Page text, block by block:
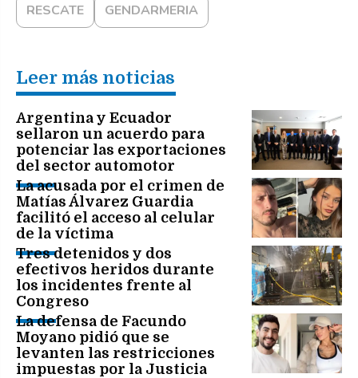
RESCATE
GENDARMERIA
Leer más noticias
Argentina y Ecuador
sellaron un acuerdo para
potenciar las exportaciones
del sector automotor
La acusada por el crimen de
Matías Álvarez Guardia
facilitó el acceso al celular
de la víctima
Tres detenidos y dos
efectivos heridos durante
los incidentes frente al
Congreso
La defensa de Facundo
Moyano pidió que se
levanten las restricciones
impuestas por la Justicia